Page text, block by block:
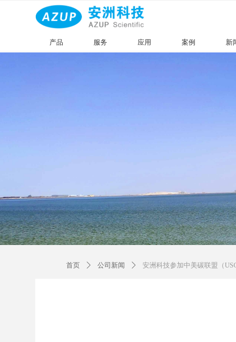
产品 服务 应用 案例 新
首页 ꄲ 公司新闻 ꄲ 安洲科技参加中美碳联盟（